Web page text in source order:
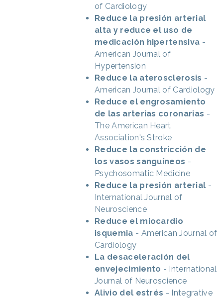
of Cardiology
Reduce la presión arterial
alta y reduce el uso de
medicación hipertensiva -
American Journal of
Hypertension
Reduce la aterosclerosis -
American Journal of Cardiology
Reduce el engrosamiento
de las arterias coronarias -
The American Heart
Association's Stroke
Reduce la constricción de
los vasos sanguíneos -
Psychosomatic Medicine
Reduce la presión arterial -
International Journal of
Neuroscience
Reduce el miocardio
isquemia - American Journal of
Cardiology
La desaceleración del
envejecimiento - International
Journal of Neuroscience
Alivio del estrés - Integrative